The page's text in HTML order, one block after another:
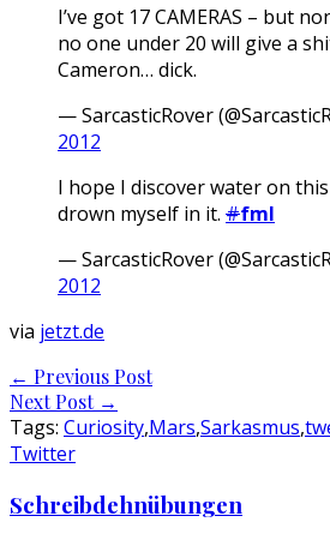
I’ve got 17 CAMERAS – but
no one under 20 will give a
Cameron… dick.
— SarcasticRover
2012
I hope I discover water on
drown myself in it. #fml
— SarcasticRover
2012
via jetzt.de
Post
navigation
← Previous Post
Next Post →
Tags: Curiosity,Mars,Sarkasmus,
Twitter
Schreibdehnübungen